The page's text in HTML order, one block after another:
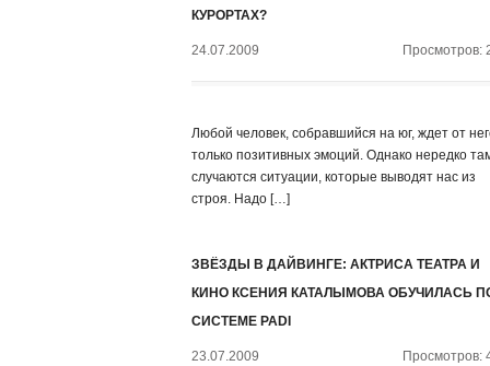
КУРОРТАХ?
24.07.2009 Просмотров:
Любой человек, собравшийся на юг, ждет от
только позитивных эмоций. Однако нередко
случаются ситуации, которые выводят нас из
строя. Надо […]
ЗВЁЗДЫ В ДАЙВИНГЕ: АКТРИСА ТЕАТРА И
КИНО КСЕНИЯ КАТАЛЫМОВА ОБУЧИЛАСЬ
СИСТЕМЕ PADI
23.07.2009 Просмотров: